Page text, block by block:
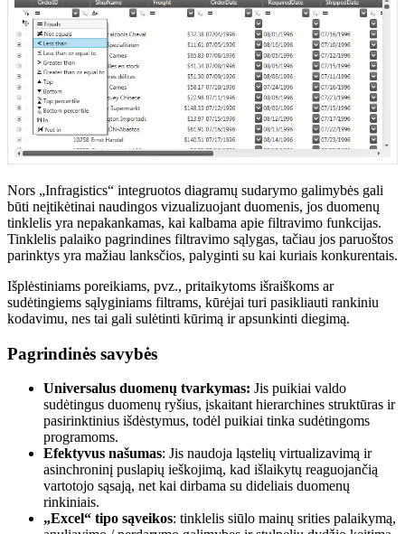
Nors „Infragistics“ integruotos diagramų sudarymo galimybės gali
būti neįtikėtinai naudingos vizualizuojant duomenis, jos duomenų
tinklelis yra nepakankamas, kai kalbama apie filtravimo funkcijas.
Tinklelis palaiko pagrindines filtravimo sąlygas, tačiau jos paruoštos
parinktys yra mažiau lanksčios, palyginti su kai kuriais konkurentais.
Išplėstiniams poreikiams, pvz., pritaikytoms išraiškoms ar
sudėtingiems sąlyginiams filtrams, kūrėjai turi pasikliauti rankiniu
kodavimu, nes tai gali sulėtinti kūrimą ir apsunkinti diegimą.
Pagrindinės savybės
Universalus duomenų tvarkymas: Jis puikiai valdo
sudėtingus duomenų ryšius, įskaitant hierarchines struktūras ir
pasirinktinius išdėstymus, todėl puikiai tinka sudėtingoms
programoms.
Efektyvus našumas: Jis naudoja ląstelių virtualizavimą ir
asinchroninį puslapių ieškojimą, kad išlaikytų reaguojančią
vartotojo sąsają, net kai dirbama su dideliais duomenų
rinkiniais.
„Excel“ tipo sąveikos: tinklelis siūlo mainų srities palaikymą,